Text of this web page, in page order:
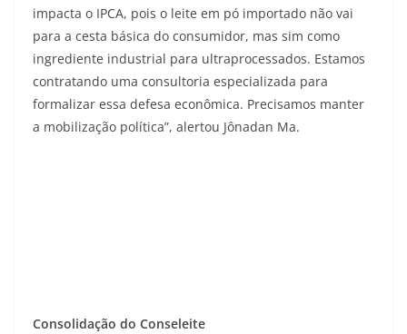
impacta o IPCA, pois o leite em pó importado não vai
para a cesta básica do consumidor, mas sim como
ingrediente industrial para ultraprocessados. Estamos
contratando uma consultoria especializada para
formalizar essa defesa econômica. Precisamos manter
a mobilização política”, alertou Jônadan Ma.
Consolidação do Conseleite